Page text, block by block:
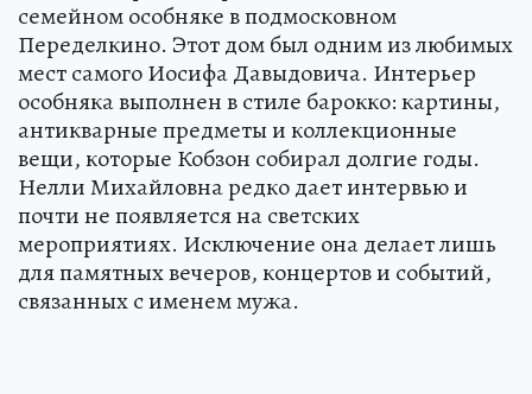
семейном особняке в подмосковном
Переделкино. Этот дом был одним из любимых
мест самого Иосифа Давыдовича. Интерьер
особняка выполнен в стиле барокко: картины,
антикварные предметы и коллекционные
вещи, которые Кобзон собирал долгие годы.
Нелли Михайловна редко дает интервью и
почти не появляется на светских
мероприятиях. Исключение она делает лишь
для памятных вечеров, концертов и событий,
связанных с именем мужа.